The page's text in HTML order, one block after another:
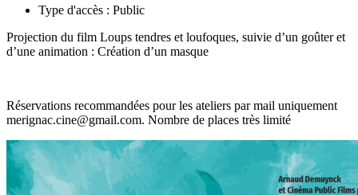
Type d'accès : Public
Projection du film Loups tendres et loufoques, suivie d’un goûter et
d’une animation : Création d’un masque
Réservations recommandées pour les ateliers par mail uniquement
merignac.cine@gmail.com. Nombre de places très limité